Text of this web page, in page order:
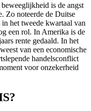
is de angst
Zo noteerde de Duitse
het tweede kwartaal van
een rol. In Amerika is de
rente gedaald. In het
van een economische
handelsconflict
voor onzekerheid